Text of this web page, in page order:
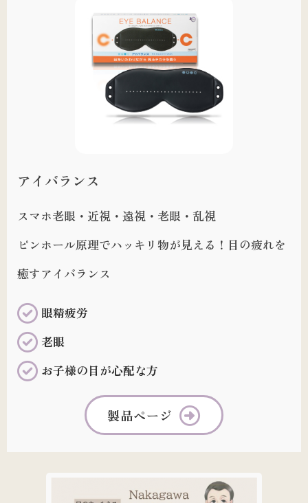
アイバランス
スマホ老眼・近視・遠視・老眼・乱視
ピンホール原理でハッキリ物が見える！目の疲れを
癒すアイバランス
眼精疲労
老眼
お子様の目が心配な方
製品ページ